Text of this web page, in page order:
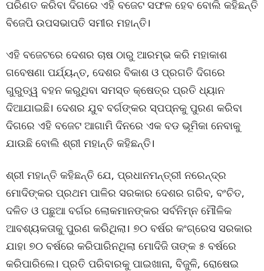
ପରିଣତ କରିବା ଦିଗରେ ଏହି ବଜେଟ ସଫଳ ହେବ ବୋଲି କହିଛନ୍ତି
ବିଜେପି ଉପସଭାପତି ସମୀର ମହାନ୍ତି।
ଏହି ବଜେଟରେ ଦେଶର ଚାଷ ଠାରୁ ଆରମ୍ଭ କରି ମହାକାଶ
ଗବେଷଣା ପର୍ଯ୍ୟନ୍ତ, ଦେଶର ବିକାଶ ଓ ପ୍ରଗତି ଦିଗରେ
ଗୁରୁତ୍ୱ ବହନ କରୁଥିବା ସମସ୍ତ କ୍ଷେତ୍ର ପ୍ରତି ଧ୍ୟାନ
ଦିଆଯାଇଛି। ଦେଶର ଯୁବ ବର୍ଗଙ୍କର ସ୍ପପ୍ନକୁ ପୁରଣ କରିବା
ଦିଗରେ ଏହି ବଜେଟ ଆଗାମି ଦିନରେ ଏକ ବଡ ଭୂମିକା ନେବାକୁ
ଯାଉଛି ବୋଲି ଶ୍ରୀ ମହାନ୍ତି କହିଛନ୍ତି।
ଶ୍ରୀ ମହାନ୍ତି କହିଛନ୍ତି ଯେ, ପ୍ରଧାନମନ୍ତ୍ରୀ ନରେନ୍ଦ୍ର
ମୋଦିଙ୍କର ପ୍ରଥମ ପାଳିର ସରକାର ଦେଶର ଗରିବ, ବଂଚିତ,
ଦଳିତ ଓ ପଛୁଆ ବର୍ଗର ଲୋକମାନଙ୍କର ସର୍ବନିମ୍ନ ମୌଳିକ
ଆବଶ୍ୟକତାକୁ ପୁରଣ କରିଥିଲା। ୭୦ ବର୍ଷର କଂଗ୍ରେସ ସରକାର
ଯାହା ୭୦ ବର୍ଷରେ କରିପାରିନଥିଲା ମୋଦିଜି ତାଙ୍କ ୫ ବର୍ଷରେ
କରିପାରିଲେ। ପ୍ରତି ପରିବାରକୁ ପାଇଖାନା, ବିଜୁଳି, ରୋଷେଇ